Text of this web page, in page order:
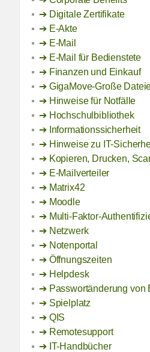
Digitale Zertifikate
E-Akte
E-Mail
E-Mail für Bedienstete
Finanzen und Einkauf
GigaMove-Große
Hinweise für Notfälle
Hochschulbibliothek
Informationssicherheit
Hinweise zu IT-
Kopieren, Drucken,
E-Mailverteiler
Matrix42
Moodle
Multi-Faktor-
Netzwerk
Notenportal
Öffnungszeiten
Helpdesk
Passwortänderung von
Spielplatz
QIS
Remotesupport
IT-Handbücher